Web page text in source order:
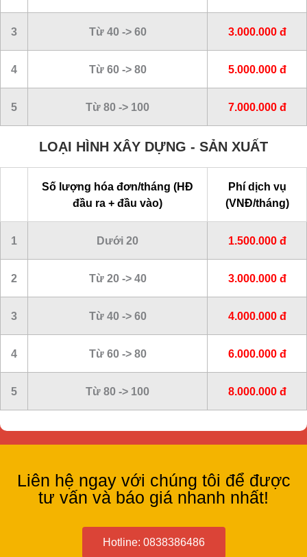
3 Từ 40 -> 60 3.000.000 đ
4 Từ 60 -> 80 5.000.000 đ
5 Từ 80 -> 100 7.000.000 đ
LOẠI HÌNH XÂY DỰNG - SẢN XUẤT
Số lượng hóa đơn/tháng (HĐ
đầu ra + đầu vào)
Phí dịch vụ
(VNĐ/tháng)
1 Dưới 20 1.500.000 đ
2 Từ 20 -> 40 3.000.000 đ
3 Từ 40 -> 60 4.000.000 đ
4 Từ 60 -> 80 6.000.000 đ
5 Từ 80 -> 100 8.000.000 đ
Liên hệ ngay với chúng tôi để được
tư vấn và báo giá nhanh nhất!
Hotline: 0838386486